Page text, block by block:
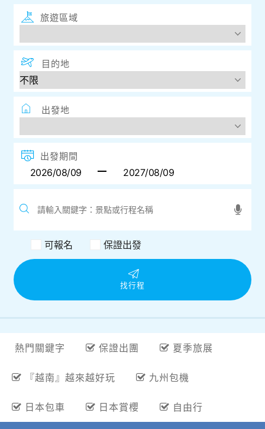
旅遊區域
目的地
出發地
出發期間
可報名 保證出發
找行程
熱門關鍵字 保證出團 夏季旅展
『越南』越來越好玩 九州包機
日本包車 日本賞櫻 自由行